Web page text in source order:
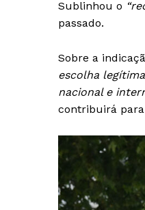
Sublinhou o
passado.
Sobre a
escolha
nacional e
contribuirá para